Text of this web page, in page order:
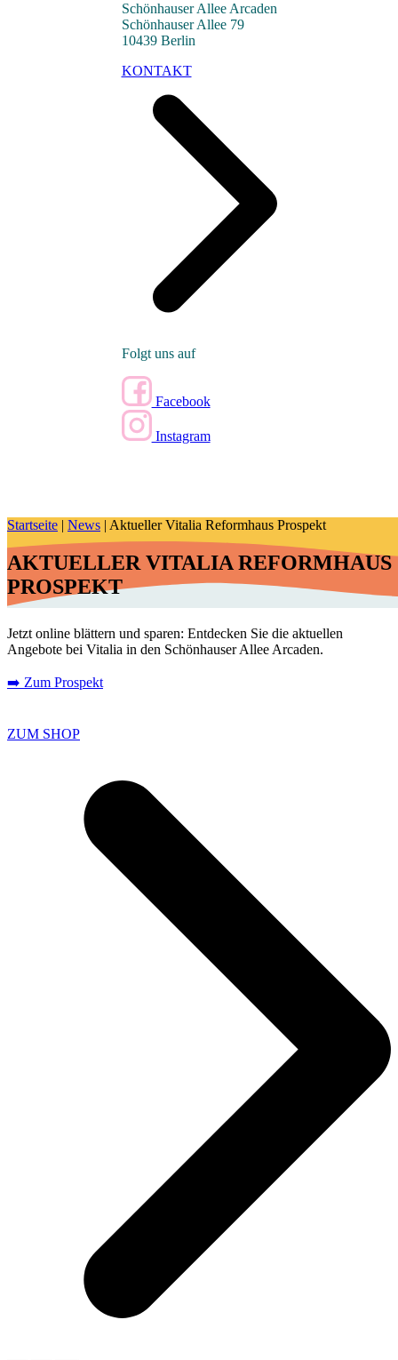
Schönhauser Allee Arcaden
Schönhauser Allee 79
10439 Berlin
KONTAKT
Folgt uns auf
Facebook
Instagram
Startseite | News | Aktueller Vitalia Reformhaus Prospekt
AKTUELLER VITALIA REFORMHAUS
PROSPEKT
Jetzt online blättern und sparen: Entdecken Sie die aktuellen
Angebote bei Vitalia in den Schönhauser Allee Arcaden.
➡️ Zum Prospekt
ZUM SHOP